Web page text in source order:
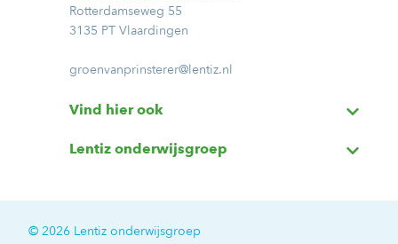
Rotterdamseweg 55
3135 PT Vlaardingen
groenvanprinsterer@lentiz.nl
Vind hier ook
Lentiz onderwijsgroep
© 2026 Lentiz onderwijsgroep